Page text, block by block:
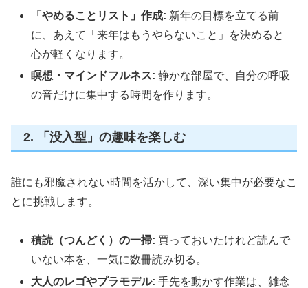
「やめることリスト」作成: 新年の目標を立てる前
に、あえて「来年はもうやらないこと」を決めると
心が軽くなります。
瞑想・マインドフルネス: 静かな部屋で、自分の呼吸
の音だけに集中する時間を作ります。
2. 「没入型」の趣味を楽しむ
誰にも邪魔されない時間を活かして、深い集中が必要なこ
とに挑戦します。
積読（つんどく）の一掃: 買っておいたけれど読んで
いない本を、一気に数冊読み切る。
大人のレゴやプラモデル: 手先を動かす作業は、雑念